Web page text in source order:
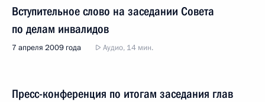
Вступительное слово на заседании Совета
по делам инвалидов
7 апреля 2009 года Аудио, 14 мин.
Пресс-конференция по итогам заседания глав